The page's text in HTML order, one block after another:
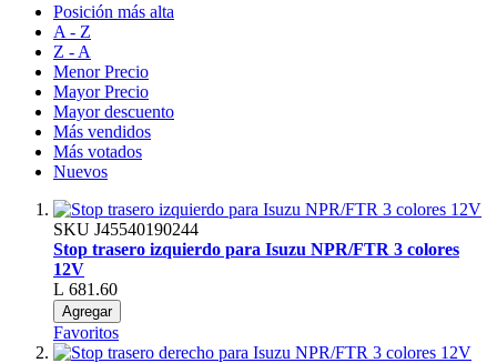
Posición más alta
A - Z
Z - A
Menor Precio
Mayor Precio
Mayor descuento
Más vendidos
Más votados
Nuevos
SKU J45540190244
Stop trasero izquierdo para Isuzu NPR/FTR 3 colores
12V
L 681.60
Agregar
Favoritos